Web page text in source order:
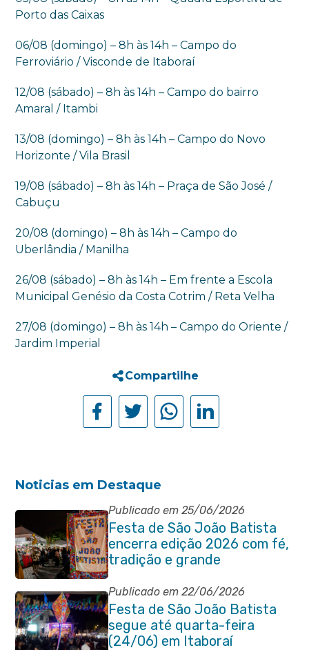
Porto das Caixas
06/08 (domingo) – 8h às 14h – Campo do
Ferroviário / Visconde de Itaboraí
12/08 (sábado) – 8h às 14h – Campo do bairro
Amaral / Itambi
13/08 (domingo) – 8h às 14h – Campo do Novo
Horizonte / Vila Brasil
19/08 (sábado) – 8h às 14h – Praça de São José /
Cabuçu
20/08 (domingo) – 8h às 14h – Campo do
Uberlândia / Manilha
26/08 (sábado) – 8h às 14h – Em frente a Escola
Municipal Genésio da Costa Cotrim / Reta Velha
27/08 (domingo) – 8h às 14h – Campo do Oriente /
Jardim Imperial
Compartilhe
Noticias em Destaque
Publicado em 25/06/2026
Festa de São João Batista
encerra edição 2026 com fé,
tradição e grande
participação popular
Publicado em 22/06/2026
Festa de São João Batista
segue até quarta-feira
(24/06) em Itaboraí